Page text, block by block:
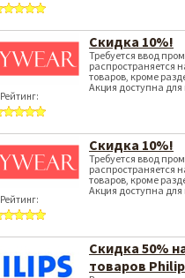
Рейтинг:
Скидка 10%!
Требуется ввод
распространяется
товаров, кроме
Акция доступна для
Рейтинг:
Скидка 10%!
Требуется ввод
распространяется
товаров, кроме
Акция доступна для
Скидка 50%
товаров